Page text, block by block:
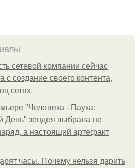
сетевой компании сейчас
с создание своего контента,
сетях.
"Человека - Паука:
зендея выбрала не
а настоящий артефакт
часы. Почему нельзя дарить